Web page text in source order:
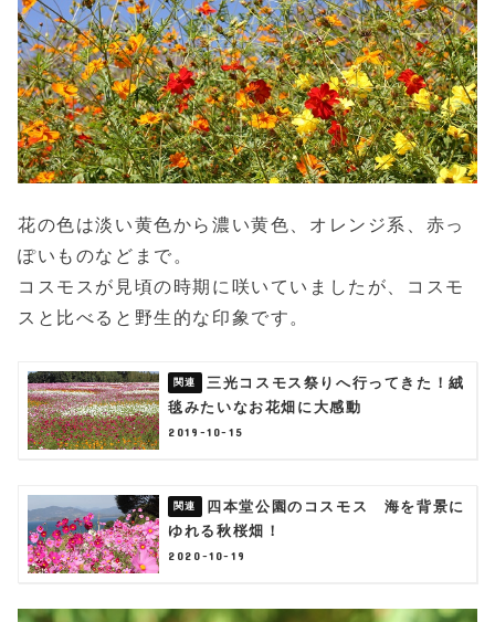
花の色は淡い黄色から濃い黄色、オレンジ系、赤っ
ぽいものなどまで。
コスモスが見頃の時期に咲いていましたが、コスモ
スと比べると野生的な印象です。
三光コスモス祭りへ行ってきた！絨
毯みたいなお花畑に大感動
2019-10-15
四本堂公園のコスモス 海を背景に
ゆれる秋桜畑！
2020-10-19